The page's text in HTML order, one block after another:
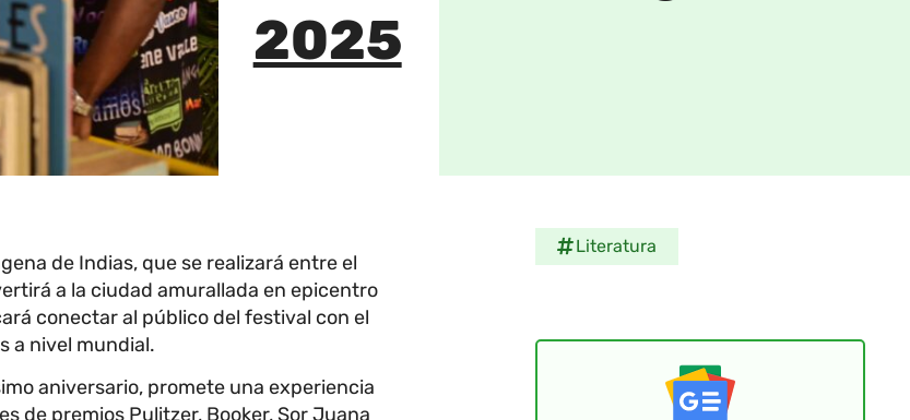
2025
de Indias, que se realizará entre el
a la ciudad amurallada en epicentro
conectar al público del festival con el
a nivel mundial.
aniversario, promete una experiencia
de premios Pulitzer, Booker, Sor Juana
Literatura